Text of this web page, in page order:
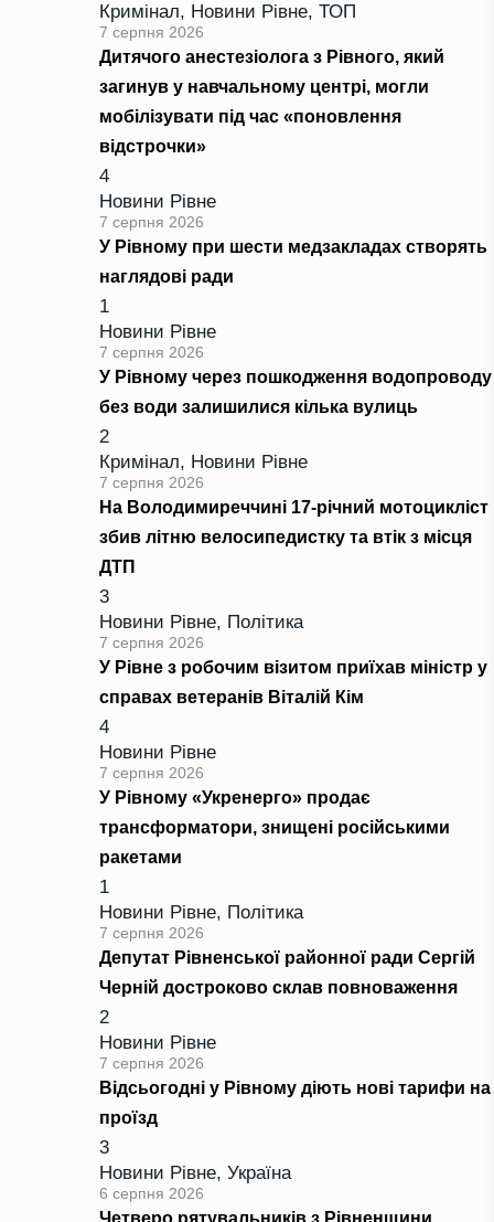
Кримінал, Новини Рівне, ТОП
7 серпня 2026
Дитячого анестезіолога з Рівного, який
загинув у навчальному центрі, могли
мобілізувати під час «поновлення
відстрочки»
4
Новини Рівне
7 серпня 2026
У Рівному при шести медзакладах створять
наглядові ради
1
Новини Рівне
7 серпня 2026
У Рівному через пошкодження водопроводу
без води залишилися кілька вулиць
2
Кримінал, Новини Рівне
7 серпня 2026
На Володимиреччині 17-річний мотоцикліст
збив літню велосипедистку та втік з місця
ДТП
3
Новини Рівне, Політика
7 серпня 2026
У Рівне з робочим візитом приїхав міністр у
справах ветеранів Віталій Кім
4
Новини Рівне
7 серпня 2026
У Рівному «Укренерго» продає
трансформатори, знищені російськими
ракетами
1
Новини Рівне, Політика
7 серпня 2026
Депутат Рівненської районної ради Сергій
Черній достроково склав повноваження
2
Новини Рівне
7 серпня 2026
Відсьогодні у Рівному діють нові тарифи на
проїзд
3
Новини Рівне, Україна
6 серпня 2026